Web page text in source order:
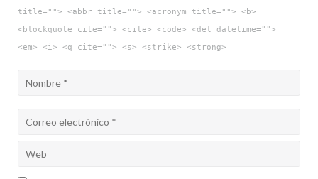
title=""> <abbr title=""> <acronym title=""> <b>
<blockquote cite=""> <cite> <code> <del datetime="">
<em> <i> <q cite=""> <s> <strike> <strong>